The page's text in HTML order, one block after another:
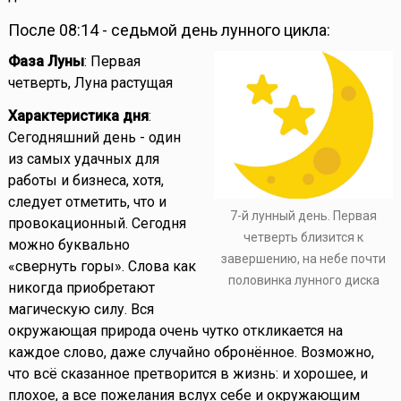
После 08:14 - седьмой день лунного цикла:
7-й лунный день. Первая
четверть близится к
завершению, на небе почти
половинка лунного диска
Фаза Луны: Первая
четверть, Луна растущая
Характеристика дня:
Сегодняшний день - один
из самых удачных для
работы и бизнеса, хотя,
следует отметить, что и
провокационный. Сегодня
можно буквально
«свернуть горы». Слова как
никогда приобретают
магическую силу. Вся
окружающая природа очень чутко откликается на
каждое слово, даже случайно обронённое. Возможно,
что всё сказанное претворится в жизнь: и хорошее, и
плохое, а все пожелания вслух себе и окружающим